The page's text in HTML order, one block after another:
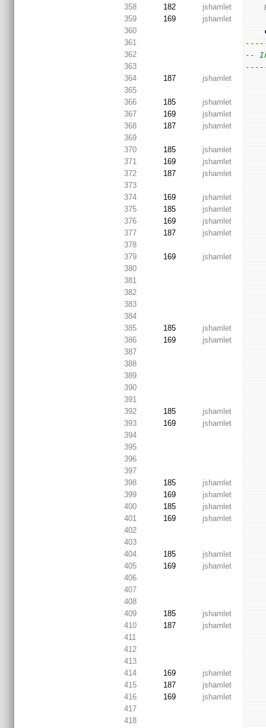
358
182 jshamlet
359
169
jshamlet
360
361
362
--
363
364
187
jshamlet
365
366
185
jshamlet
367
169
jshamlet
368
187
jshamlet
369
370
185
jshamlet
371
169
jshamlet
372
187
jshamlet
373
374
169
jshamlet
375
185
jshamlet
376
169
jshamlet
377
187
jshamlet
378
379
169
jshamlet
380
381
382
383
384
385
185
jshamlet
386
169
jshamlet
387
388
389
390
391
392
185
jshamlet
393
169
jshamlet
394
395
396
397
398
185
jshamlet
399
169
jshamlet
400
185
jshamlet
401
169
jshamlet
402
403
404
185
jshamlet
405
169
jshamlet
406
407
408
409
185
jshamlet
410
187
jshamlet
411
412
413
414
169
jshamlet
415
187
jshamlet
416
169
jshamlet
417
418